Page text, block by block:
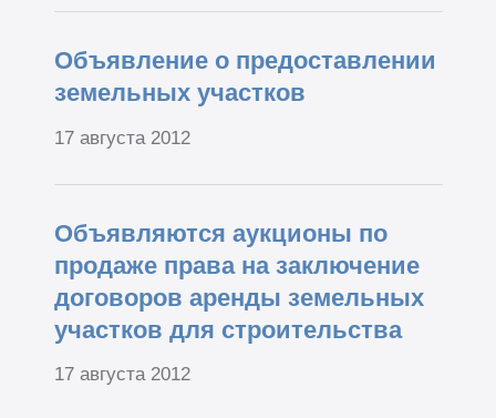
Объявление о предоставлении
земельных участков
17 августа 2012
Объявляются аукционы по
продаже права на заключение
договоров аренды земельных
участков для строительства
17 августа 2012